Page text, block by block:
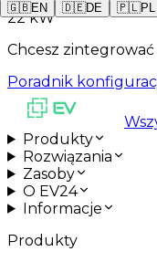
🇬🇧EN 🇩🇪DE 🇵🇱PL
22 kW
Chcesz zintegrować
Poradnik
Produkty
Rozwiązania
Zasoby
O EV24
Informacje
Produkty